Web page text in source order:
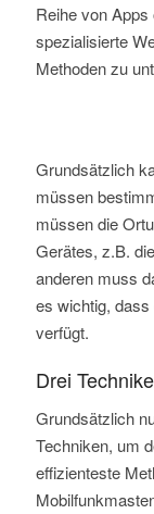
Reihe von
spezialisierte
Methoden zu
Grundsätzlich
müssen
müssen die
Gerätes, z.B.
anderen muss
es wichtig,
verfügt.
Drei
Grundsätzlich
Techniken, um
effizienteste